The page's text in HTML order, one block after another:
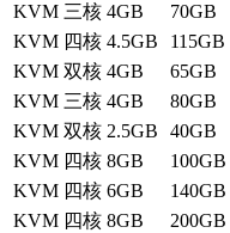
KVM 三核 4GB 70GB
KVM 四核 4.5GB 115GB
KVM 双核 4GB 65GB
KVM 三核 4GB 80GB
KVM 双核 2.5GB 40GB
KVM 四核 8GB 100GB
KVM 四核 6GB 140GB
KVM 四核 8GB 200GB